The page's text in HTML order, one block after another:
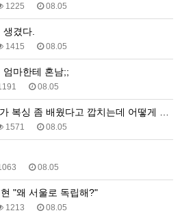
1225 08.05
겼다.
1415 08.05
엄마한테 혼남;;
08.05
복싱 좀 배웠다고 깝치는데 어떻게 …
1571 08.05
08.05
"왜 서울로 독립해?"
1213 08.05